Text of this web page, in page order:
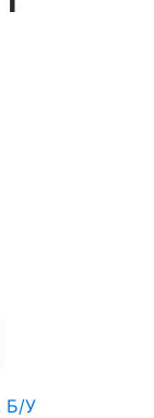
Б/У